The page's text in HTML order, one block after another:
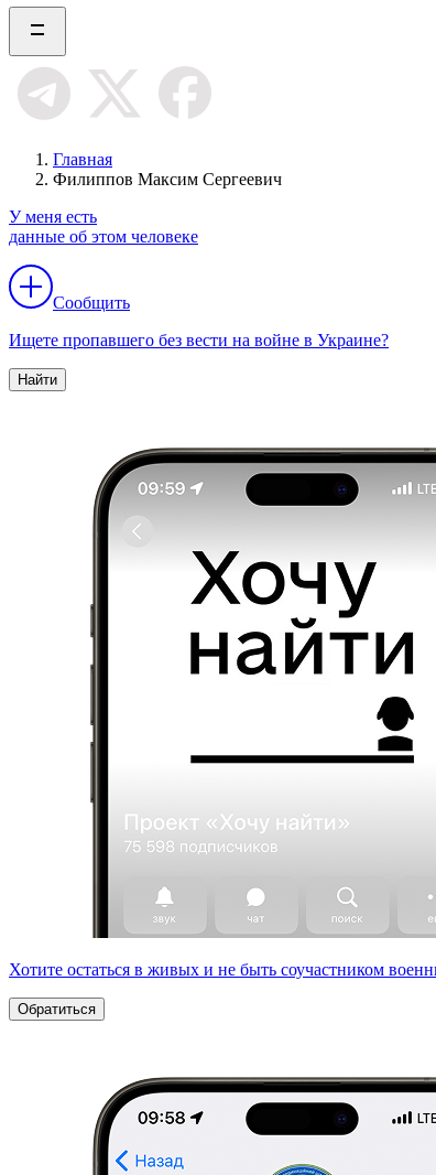
Главная
Филиппов Максим Сергеевич
У меня есть
данные об этом человеке
Сообщить
Ищете пропавшего без вести на войне в Украине?
Найти
Хотите остаться в живых и не быть соучастником
Обратиться